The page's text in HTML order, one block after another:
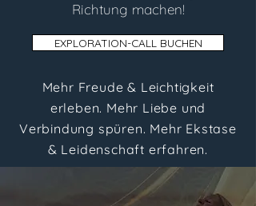
Richtung machen!
EXPLORATION-CALL BUCHEN
Mehr Freude & Leichtigkeit
erleben. Mehr Liebe und
Verbindung spüren. Mehr Ekstase
& Leidenschaft erfahren.